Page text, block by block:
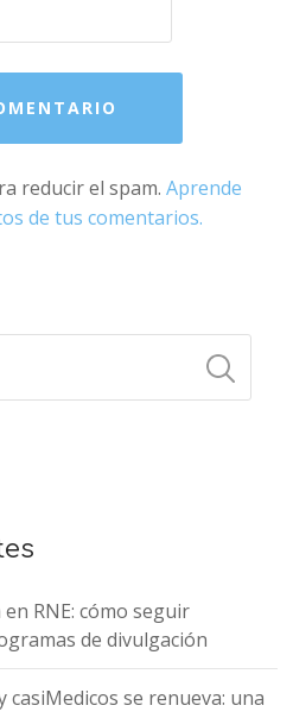
reducir el spam.Aprende
de tus comentarios.
RNE: cómo seguir
de divulgación
casiMedicos se renueva: una